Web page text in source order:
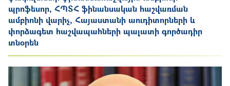
պրոֆեսոր, ՀՊՏՀ ֆինանսական հաշվառման
ամբիոնի վարիչ, Հայաստանի աուդիտորների և
փորձագետ հաշվապահների պալատի գործադիր
տնօրեն